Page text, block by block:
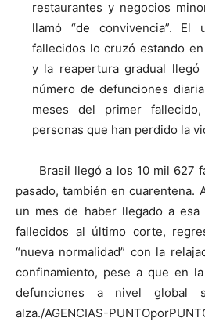
restaurantes y negocios
llamó “de convivencia”.
fallecidos lo cruzó estando
y la reapertura gradual
número de defunciones
meses del primer
personas que han perdido la
Brasil llegó a los 10 mil 627
pasado, también en cuarentena.
un mes de haber llegado a
fallecidos al último corte,
“nueva normalidad” con la
confinamiento, pese a que en
defunciones a nivel global
alza./AGENCIAS-